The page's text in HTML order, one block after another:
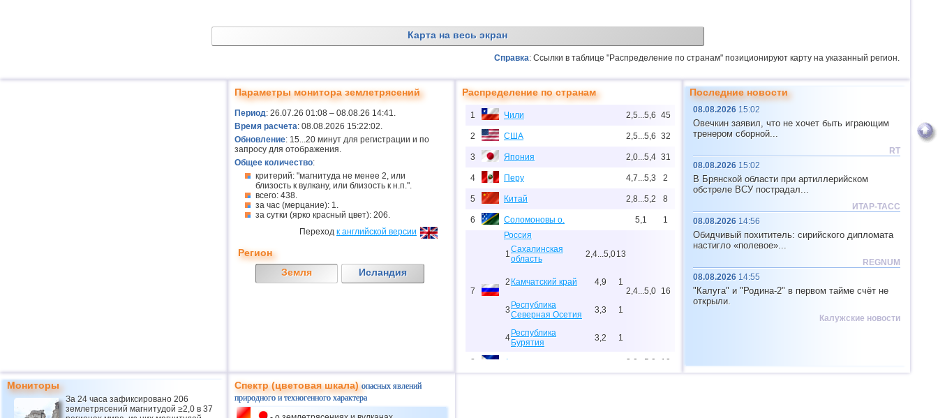
Карта на весь экран
Справка: Ссылки в таблице "Распределение по странам" позиционируют карту на указанный регион.
Параметры монитора землетрясений
Период: 26.07.26 01:08 – 08.08.26 14:41.
Время расчета: 08.08.2026 15:22:02.
Обновление: 15...20 минут для регистрации и по
запросу для отображения.
Общее количество:
критерий: "магнитуда не менее 2, или
близость к вулкану, или близость к н.п.".
всего: 438.
за час (мерцание): 1.
за сутки (ярко красный цвет): 206.
Переход к английской версии
Регион
Земля
Исландия
Распределение по странам
1 Чили 2,5...5,6 45
2 США 2,5...5,6 32
3 Япония 2,0...5,4 31
4 Перу 4,7...5,3 2
5 Китай 2,8...5,2 8
6 Соломоновы о. 5,1 1
7
Россия
1Сахалинская
область
2,4...5,013
2 Камчатский край 4,9 1
3 Республика
Северная Осетия
3,3 1
4 Республика
Бурятия
3,2 1
2,4...5,0 16
8 Филиппины 3,0...5,0 19
Последние новости
08.08.2026 15:02
Овечкин заявил, что не хочет быть играющим
тренером сборной...
RT
08.08.2026 15:02
В Брянской области при артиллерийском
обстреле ВСУ пострадал...
ИТАР-ТАСС
08.08.2026 14:56
Обидчивый похититель: сирийского дипломата
настигло «полевое»...
REGNUM
08.08.2026 14:55
"Калуга" и "Родина-2" в первом тайме счёт не
открыли.
Калужские новости
Мониторы
За 24 часа зафиксировано 206
землетрясений магнитудой ≥2,0 в 37
Спектр (цветовая шкала)опасных явлений
природного и техногенного характера